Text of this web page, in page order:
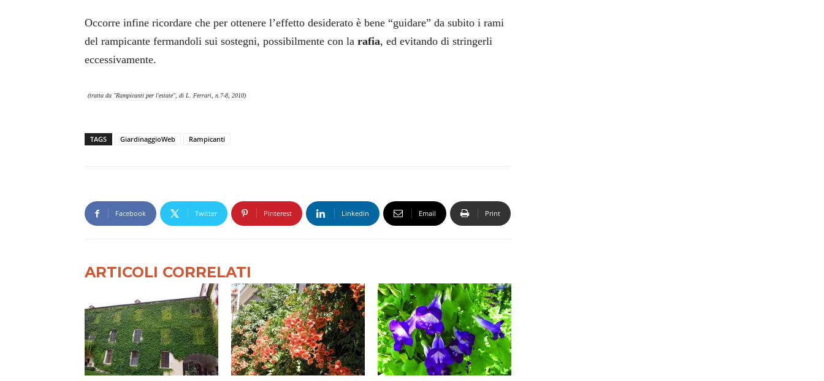
Occorre infine ricordare che per ottenere l’effetto desiderato è bene “guidare” da subito i rami
del rampicante fermandoli sui sostegni, possibilmente con la rafia, ed evitando di stringerli
eccessivamente.
(tratta da "Rampicanti per l'estate", di L. Ferrari, n.7-8, 2010)
TAGS GiardinaggioWeb Rampicanti
Facebook Twitter Pinterest Linkedin Email Print
ARTICOLI CORRELATI